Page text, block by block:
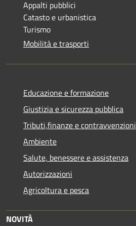
Appalti pubblici
Catasto e urbanistica
Turismo
Mobilità e trasporti
Educazione e formazione
Giustizia e sicurezza pubblica
Tributi,finanze e contravvenzioni
Ambiente
Salute, benessere e assistenza
Autorizzazioni
Agricoltura e pesca
NOVITÀ